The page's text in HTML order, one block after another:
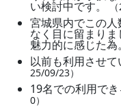
い検討中です。
宮城県内でこの
なく目に留まり
魅力的に感じた為
以前も利用させて
25/09/23）
19名での利用で
0）